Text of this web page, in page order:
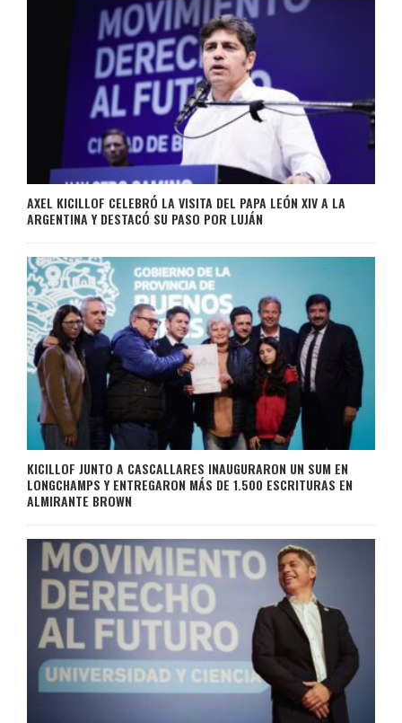
AXEL KICILLOF CELEBRÓ LA VISITA DEL PAPA LEÓN XIV A LA
ARGENTINA Y DESTACÓ SU PASO POR LUJÁN
KICILLOF JUNTO A CASCALLARES INAUGURARON UN SUM EN
LONGCHAMPS Y ENTREGARON MÁS DE 1.500 ESCRITURAS EN
ALMIRANTE BROWN